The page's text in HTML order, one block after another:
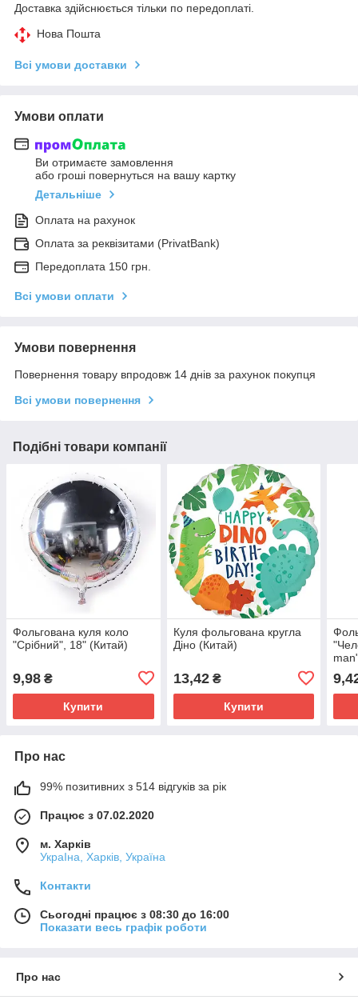
Доставка здійснюється тільки по передоплаті.
Нова Пошта
Всі умови доставки
Умови оплати
Ви отримаєте замовлення
або гроші повернуться на вашу картку
Детальніше
Оплата на рахунок
Оплата за реквізитами (PrivatBank)
Передоплата 150 грн.
Всі умови оплати
Умови повернення
Повернення товару впродовж 14 днів за рахунок покупця
Всі умови повернення
Подібні товари компанії
Фольгована куля коло
"Срібний", 18" (Китай)
9,98 ₴
Купити
Куля фольгована кругла
Діно (Китай)
13,42₴
Купити
Про нас
99% позитивних з 514 відгуків за рік
Працює з 07.02.2020
м. Харків
УкраІна, Харків, Україна
Контакти
Сьогодні працює з 08:30 до 16:00
Показати весь графік роботи
Про нас